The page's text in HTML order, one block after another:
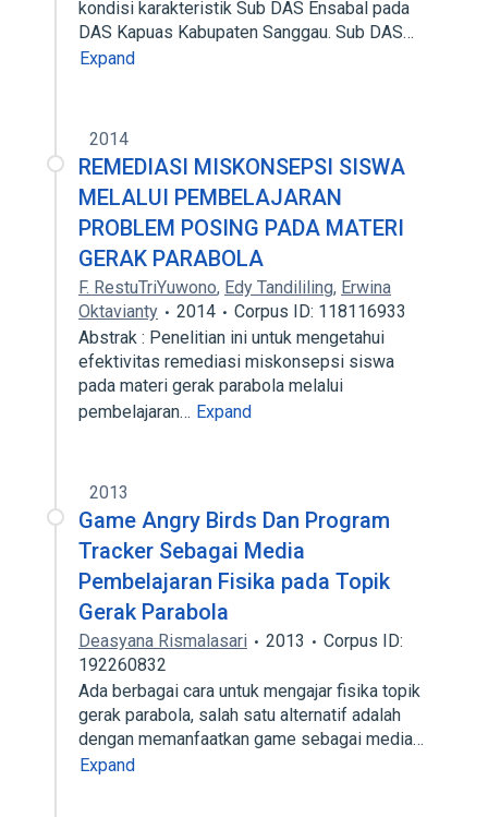
kondisi karakteristik Sub DAS Ensabal pada
DAS Kapuas Kabupaten Sanggau. Sub DAS…
Expand
2014
REMEDIASI MISKONSEPSI SISWA
MELALUI PEMBELAJARAN
PROBLEM POSING PADA MATERI
GERAK PARABOLA
F. RestuTriYuwono, Edy Tandililing, Erwina
Oktavianty
2014
Corpus ID: 118116933
Abstrak : Penelitian ini untuk mengetahui
efektivitas remediasi miskonsepsi siswa
pada materi gerak parabola melalui
pembelajaran… Expand
2013
Game Angry Birds Dan Program
Tracker Sebagai Media
Pembelajaran Fisika pada Topik
Gerak Parabola
Deasyana Rismalasari 2013
Corpus ID:
192260832
Ada berbagai cara untuk mengajar fisika topik
gerak parabola, salah satu alternatif adalah
dengan memanfaatkan game sebagai media…
Expand